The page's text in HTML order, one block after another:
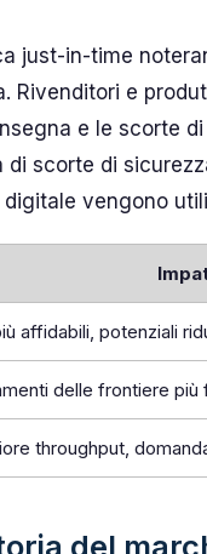
just-in-time
Rivenditori e
e le scorte
scorte di
vengono
affidabili, potenziali
delle frontiere più
throughput,
del